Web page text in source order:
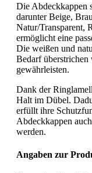
Die Abdeckkappen
darunter Beige,
Natur/Transparent,
ermöglicht eine
Die weißen und
Bedarf
gewährleisten.
Dank der
Halt im Dübel.
erfüllt ihre
Abdeckkappen
werden.
Angaben zur